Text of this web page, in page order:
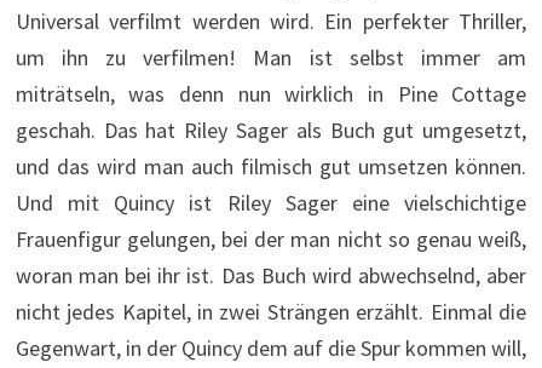
Universal verfilmt werden wird. Ein perfekter Thriller,
um ihn zu verfilmen! Man ist selbst immer am
miträtseln, was denn nun wirklich in Pine Cottage
geschah. Das hat Riley Sager als Buch gut umgesetzt,
und das wird man auch filmisch gut umsetzen können.
Und mit Quincy ist Riley Sager eine vielschichtige
Frauenfigur gelungen, bei der man nicht so genau weiß,
woran man bei ihr ist. Das Buch wird abwechselnd, aber
nicht jedes Kapitel, in zwei Strängen erzählt. Einmal die
Gegenwart, in der Quincy dem auf die Spur kommen will,